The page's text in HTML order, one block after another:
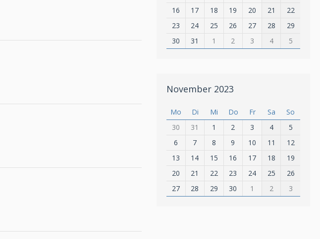
16
17 18 19 20 21
22
23
24 25 26 27 28
29
30
31 1 2 3 4 5
November 2023
Mo Di Mi Do Fr Sa
So
30
31 1 2 3 4
5
6
7 8 9 10 11
12
13
14 15 16 17 18
19
20
21 22 23 24 25
26
27
28 29 30 1 2 3